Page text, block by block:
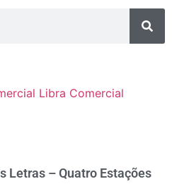
Libra Comercial
Letras – Quatro Estações